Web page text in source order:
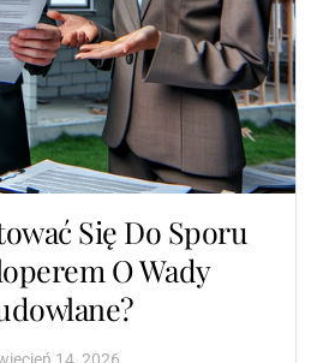
Się Do Sporu
O Wady
14, 2026